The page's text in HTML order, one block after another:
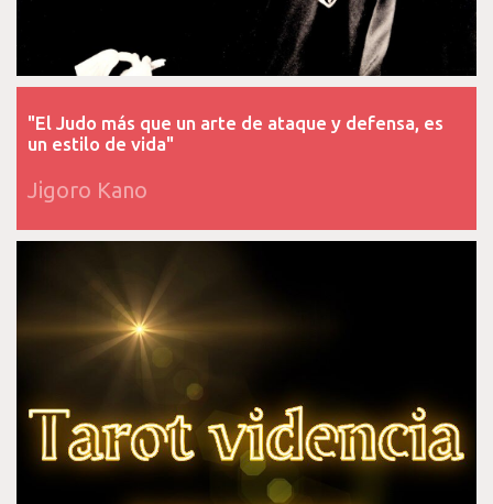
"El Judo más que un arte de ataque y defensa, es
un estilo de vida"
Jigoro Kano